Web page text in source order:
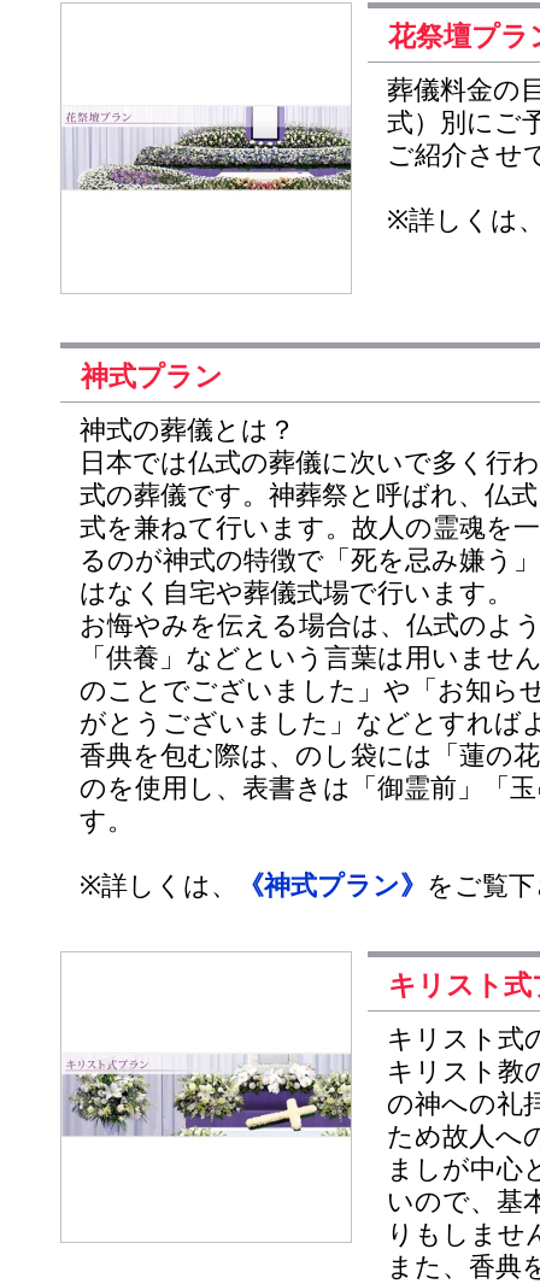
花祭壇プラ
葬儀料金の
式）別にご
ご紹介させ
※詳しくは
神式プラン
神式の葬儀とは？
日本では仏式の葬儀に次いで多く行
式の葬儀です。神葬祭と呼ばれ、仏
式を兼ねて行います。故人の霊魂を
るのが神式の特徴で「死を忌み嫌う
はなく自宅や葬儀式場で行います。
お悔やみを伝える場合は、仏式のよ
「供養」などという言葉は用いませ
のことでございました」や「お知ら
がとうございました」などとすれば
香典を包む際は、のし袋には「蓮の
のを使用し、表書きは「御霊前」「
す。
※詳しくは、 《神式プラン》 をご覧
キリスト
キリスト式
キリスト教
の神への礼
ため故人へ
ましが中心
いので、基
りもしませ
また、香典